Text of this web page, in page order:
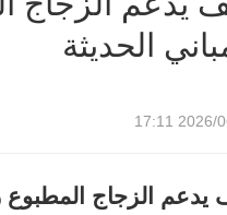
الحديثة
2026/06/
يدعم الزجاج المطبوع